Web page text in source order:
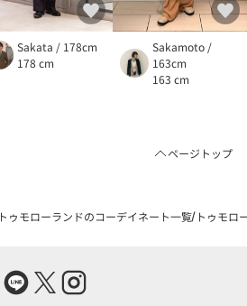
Sakata / 178cm
178 cm
Sakamoto /
163cm
163 cm
ページトップ
トゥモローランドのコーデイネート一覧 トゥモロ